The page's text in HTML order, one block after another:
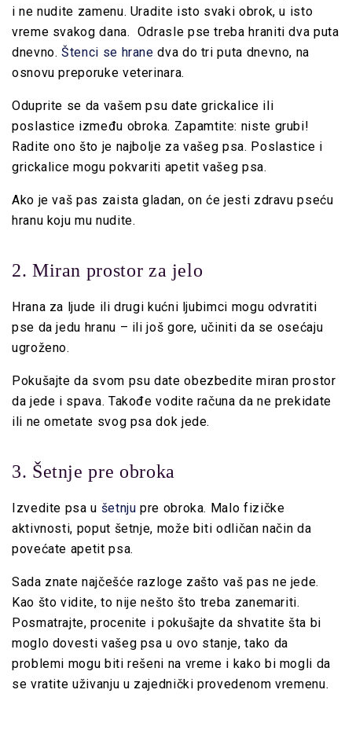
i ne nudite zamenu. Uradite isto svaki obrok, u isto
vreme svakog dana. Odrasle pse treba hraniti dva puta
dnevno.Štenci se hrane dva do tri puta dnevno, na
osnovu preporuke veterinara.
Oduprite se da vašem psu date grickalice ili
poslastice između obroka. Zapamtite: niste grubi!
Radite ono što je najbolje za vašeg psa. Poslastice i
grickalice mogu pokvariti apetit vašeg psa.
Ako je vaš pas zaista gladan, on će jesti zdravu pseću
hranu koju mu nudite.
2. Miran prostor za jelo
Hrana za ljude ili drugi kućni ljubimci mogu odvratiti
pse da jedu hranu – ili još gore, učiniti da se osećaju
ugroženo.
Pokušajte da svom psu date obezbedite miran prostor
da jede i spava. Takođe vodite računa da ne prekidate
ili ne ometate svog psa dok jede.
3. Šetnje pre obroka
Izvedite psa u šetnju pre obroka. Malo fizičke
aktivnosti, poput šetnje, može biti odličan način da
povećate apetit psa.
Sada znate najčešće razloge zašto vaš pas ne jede.
Kao što vidite, to nije nešto što treba zanemariti.
Posmatrajte, procenite i pokušajte da shvatite šta bi
moglo dovesti vašeg psa u ovo stanje, tako da
problemi mogu biti rešeni na vreme i kako bi mogli da
se vratite uživanju u zajednički provedenom vremenu.